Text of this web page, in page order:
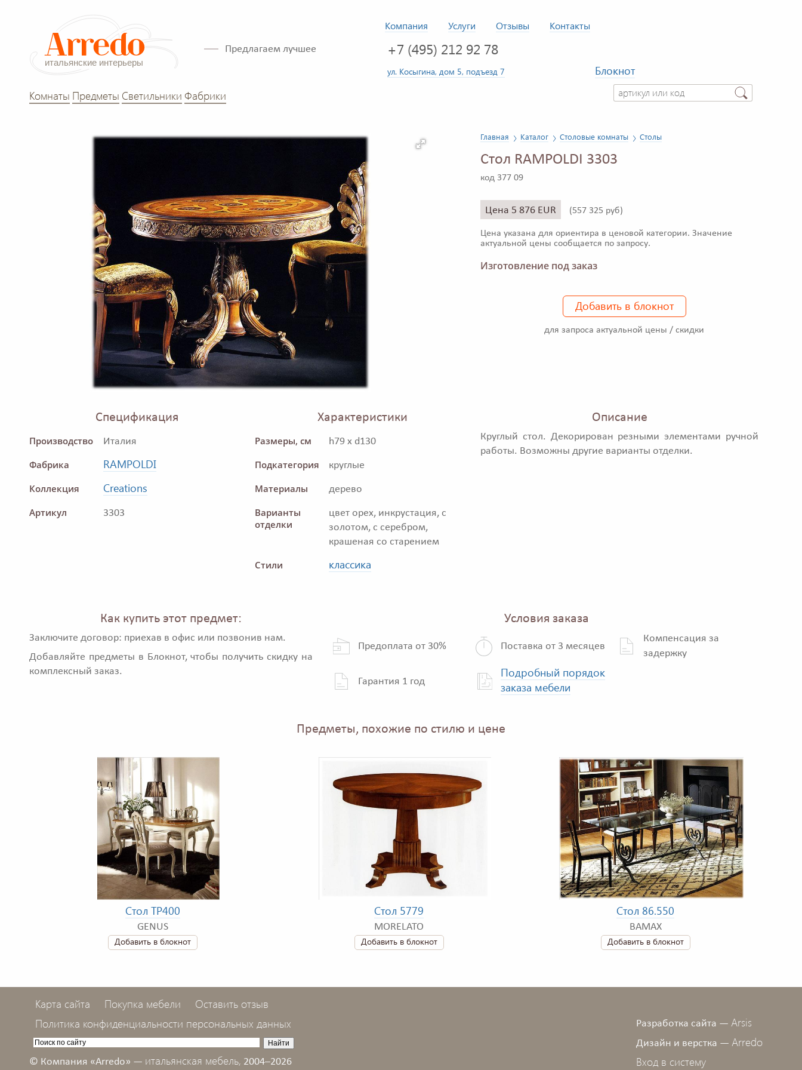
Компания Услуги Отзывы Контакты
Предлагаем лучшее +7 (495) 212 92 78
ул. Косыгина, дом 5, подъезд 7
Блокнот
Комнаты Предметы Светильники Фабрики
Главная Каталог Столовые комнаты Столы
Стол RAMPOLDI 3303
код 377 09
Цена 5 876 EUR (557 325 руб)
Цена указана для ориентира в ценовой категории. Значение
актуальной цены сообщается по запросу.
Изготовление под заказ
Добавить в блокнот
для запроса актуальной цены / скидки
Спецификация
Производство Италия
Фабрика RAMPOLDI
Коллекция Creations
Артикул 3303
Характеристики
Размеры, см h79 x d130
Подкатегория круглые
Материалы дерево
Варианты
отделки
цвет орех, инкрустация, с
золотом, с серебром,
крашеная со старением
Стили классика
Описание
Круглый стол. Декорирован резными элементами ручной
работы. Возможны другие варианты отделки.
Как купить этот предмет:
Заключите договор: приехав в офис или позвонив нам.
Добавляйте предметы в Блокнот, чтобы получить скидку на
комплексный заказ.
Условия заказа
Предоплата от 30% Поставка от 3 месяцев
Компенсация за
задержку
Гарантия 1 год
Подробный порядок
заказа мебели
Предметы, похожие по стилю и цене
Стол TP400
GENUS
Добавить в блокнот
Стол 5779
MORELATO
Добавить в блокнот
Стол 86.550
BAMAX
Добавить в блокнот
Карта сайта Покупка мебели
Оставить отзыв
Политика конфиденциальности персональных данных
Разработка сайта — Arsis
Дизайн и верстка — Arredo
Вход в систему
© Компания «Arredo» — итальянская мебель, 2004–2026